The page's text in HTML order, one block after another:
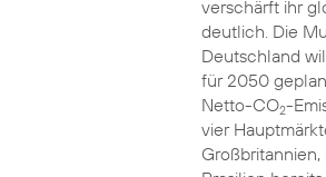
verschärft ihr
deutlich. Die
Deutschland
für 2050
Netto-CO2-
vier